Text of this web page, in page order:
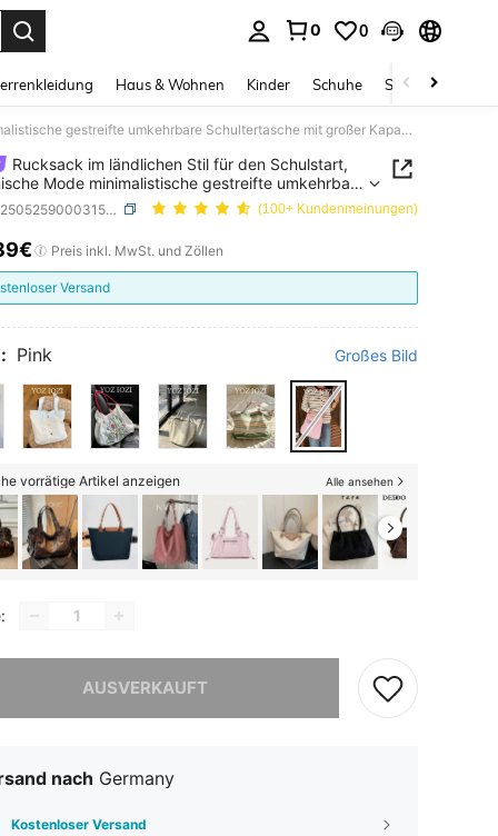
0 0
Haus & Wohnen Kinder Schuhe Schmuck &
Rucksack im ländlichen Stil für den Schulstart, koreanische Mode minimalistische gestreifte umkehrbare Schultertasche mit großer Kapazität, geeignet für den täglichen Gebrauch, Universitätsvorlesungen, Pendeln
Rucksack im ländlichen Stil für den Schulstart,
Mode minimalistische gestreifte umkehrbare
mit großer Kapazität, geeignet für den
Gebrauch, Universitätsvorlesungen, Pendeln
SKU: sg25052590003150234 (100+ Kundenmeinungen)
AND AVAILABILITY
Preis inkl. MwSt. und Zöllen
Versand
Pink Großes Bild
vorrätige Artikel anzeigen Alle ansehen
AUSVERKAUFT
Produkt ist ausverkauft.
nach Germany
Kostenloser Versand